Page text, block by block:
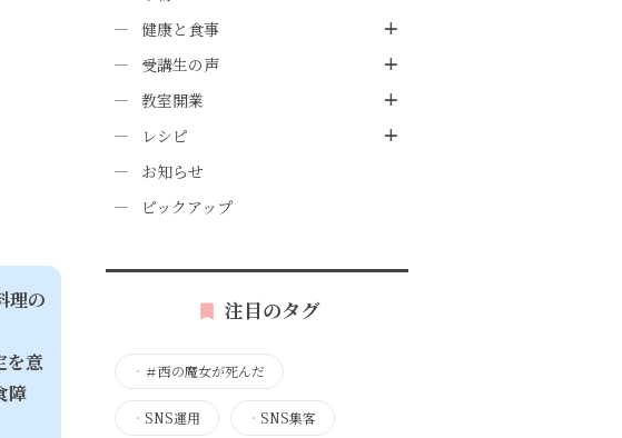
理の
を意
障
健康と食事
受講生の声
教室開業
レシピ
お知らせ
ピックアップ
注目のタグ
・ ＃西の魔女が死んだ
・ SNS運用 ・ SNS集客